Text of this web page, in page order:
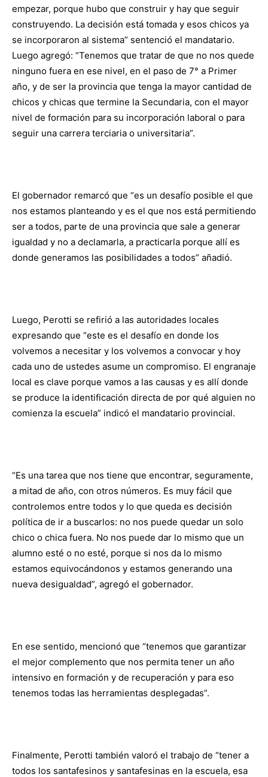
empezar, porque hubo que construir y hay que seguir
construyendo. La decisión está tomada y esos chicos ya
se incorporaron al sistema” sentenció el mandatario.
Luego agregó: “Tenemos que tratar de que no nos quede
ninguno fuera en ese nivel, en el paso de 7° a Primer
año, y de ser la provincia que tenga la mayor cantidad de
chicos y chicas que termine la Secundaria, con el mayor
nivel de formación para su incorporación laboral o para
seguir una carrera terciaria o universitaria”.
El gobernador remarcó que “es un desafío posible el que
nos estamos planteando y es el que nos está permitiendo
ser a todos, parte de una provincia que sale a generar
igualdad y no a declamarla, a practicarla porque allí es
donde generamos las posibilidades a todos” añadió.
Luego, Perotti se refirió a las autoridades locales
expresando que “este es el desafío en donde los
volvemos a necesitar y los volvemos a convocar y hoy
cada uno de ustedes asume un compromiso. El engranaje
local es clave porque vamos a las causas y es allí donde
se produce la identificación directa de por qué alguien no
comienza la escuela” indicó el mandatario provincial.
“Es una tarea que nos tiene que encontrar, seguramente,
a mitad de año, con otros números. Es muy fácil que
controlemos entre todos y lo que queda es decisión
política de ir a buscarlos: no nos puede quedar un solo
chico o chica fuera. No nos puede dar lo mismo que un
alumno esté o no esté, porque si nos da lo mismo
estamos equivocándonos y estamos generando una
nueva desigualdad”, agregó el gobernador.
En ese sentido, mencionó que “tenemos que garantizar
el mejor complemento que nos permita tener un año
intensivo en formación y de recuperación y para eso
tenemos todas las herramientas desplegadas”.
Finalmente, Perotti también valoró el trabajo de “tener a
todos los santafesinos y santafesinas en la escuela, esa